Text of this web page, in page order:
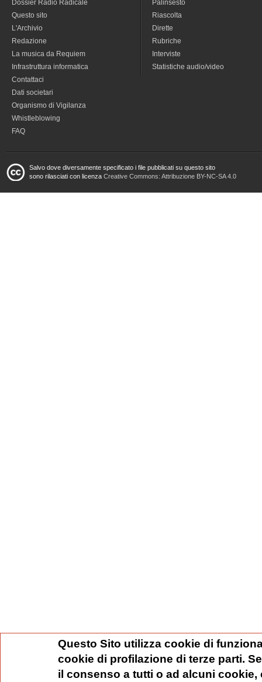
Dossier Radio Radicale
Questo sito
L'Archivio
Redazione
La musica da Requiem
Infrastruttura informatica
Contattaci
Dati societari
Organismo di Vigilanza
Whistleblowing
FAQ
Palinsesto
Riascolta
Dirette
Rubriche
Interviste
Statistiche audio/video
Salvo dove diversamente specificato i file pubblicati su questo sito
sono rilasciati con licenza Creative Commons: Attribuzione BY-NC-SA 4.0
Questo Sito utilizza cookie di
cookie di profilazione di terze parti.
il consenso a tutti o ad alcuni